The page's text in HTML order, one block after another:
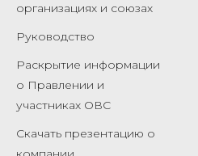
организациях и союзах
Руководство
Раскрытие информации
о Правлении и
участниках ОВС
Скачать презентацию о